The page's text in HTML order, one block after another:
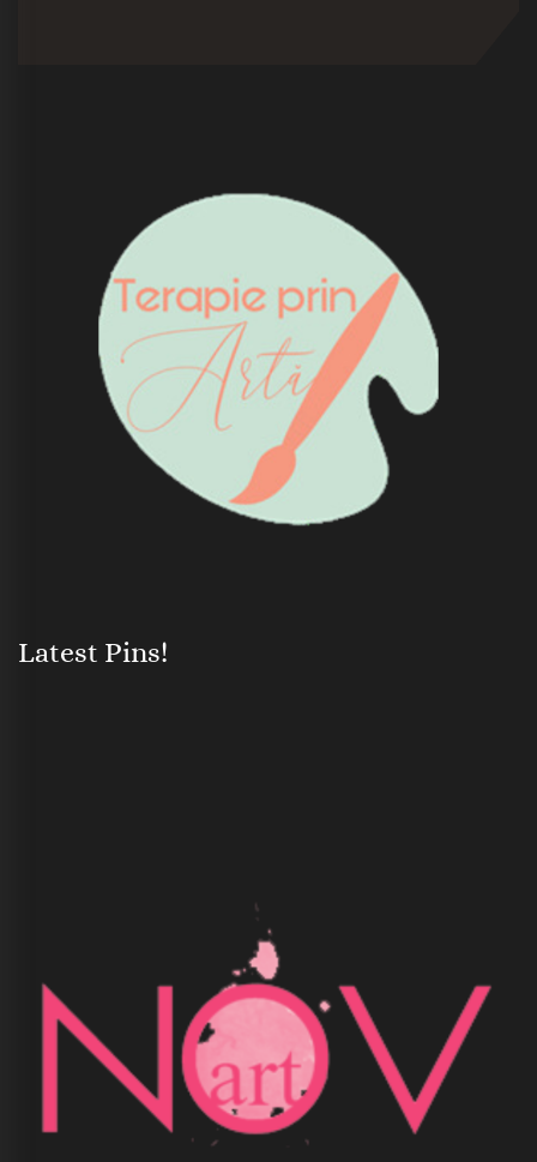
Latest Pins!